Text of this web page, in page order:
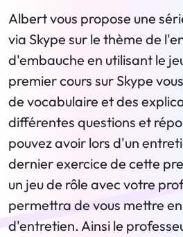
Albert vous propose une
via Skype sur le thème de
d'embauche en utilisant le
premier cours sur Skype
de vocabulaire et des
différentes questions et
pouvez avoir lors d'un
dernier exercice de cette
un jeu de rôle avec votre
permettra de vous mettre
d'entretien. Ainsi le